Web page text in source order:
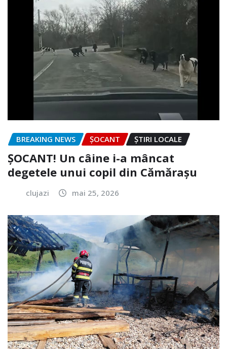
BREAKING NEWS ȘOCANT ȘTIRI LOCALE
ȘOCANT! Un câine i-a mâncat
degetele unui copil din Cămărașu
clujazi mai 25, 2026